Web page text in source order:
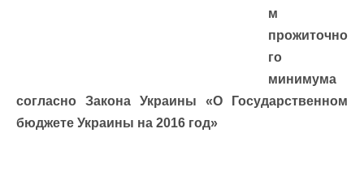
м
прожиточно
го
минимума
согласно Закона Украины «О Государственном
бюджете Украины на 2016 год»